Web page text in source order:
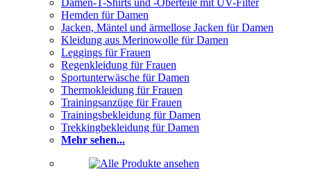
Damen-T-Shirts und -Oberteile mit UV-Filter
Hemden für Damen
Jacken, Mäntel und ärmellose Jacken für Damen
Kleidung aus Merinowolle für Damen
Leggings für Frauen
Regenkleidung für Frauen
Sportunterwäsche für Damen
Thermokleidung für Frauen
Trainingsanzüge für Frauen
Trainingsbekleidung für Damen
Trekkingbekleidung für Damen
Mehr sehen...